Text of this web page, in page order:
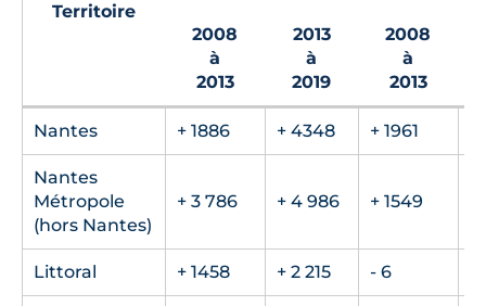
Territoire
2008
à
2013
2013
à
2019
2008
à
2013
Nantes + 1886 + 4348 + 1961
Nantes
Métropole
(hors Nantes)
+ 3 786 + 4 986 + 1549
Littoral + 1458 + 2 215 - 6